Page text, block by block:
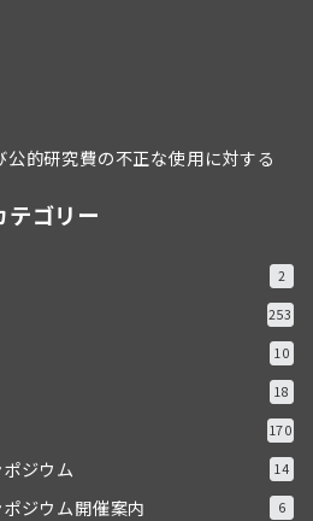
的研究費の不正な使用に対する
テゴリー
2
253
10
18
170
ジウム 14
ジウム開催案内 6